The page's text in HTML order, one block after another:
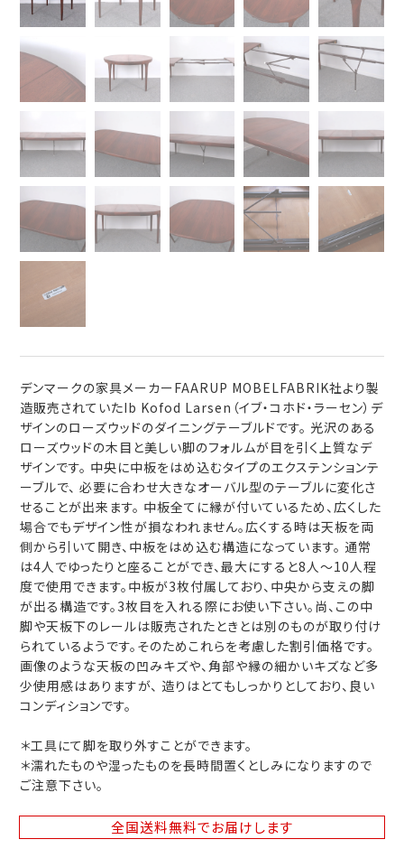
デンマークの家具メーカーFAARUP MOBELFABRIK社より製
造販売されていたIb Kofod Larsen（イブ・コホド・ラーセン）デ
ザインのローズウッドのダイニングテーブルドです。 光沢のある
ローズウッドの木目と美しい脚のフォルムが目を引く上質なデ
ザインです。 中央に中板をはめ込むタイプのエクステンションテ
ーブルで、 必要に合わせ大きなオーバル型のテーブルに変化さ
せることが出来ます。 中板全てに縁が付いているため、広くした
場合でもデザイン性が損なわれません。広くする時は天板を両
側から引いて開き、中板をはめ込む構造になっています。 通常
は4人でゆったりと座ることができ、最大にすると8人～10人程
度で使用できます。中板が3枚付属しており、中央から支えの脚
が出る構造です。3枚目を入れる際にお使い下さい。尚、この中
脚や天板下のレールは販売されたときとは別のものが取り付け
られているようです。そのためこれらを考慮した割引価格です。
画像のような天板の凹みキズや、角部や縁の細かいキズなど多
少使用感はありますが、 造りはとてもしっかりとしており、良い
コンディションです。
＊工具にて脚を取り外すことができます。
＊濡れたものや湿ったものを長時間置くとしみになりますので
ご注意下さい。
全国送料無料でお届けします